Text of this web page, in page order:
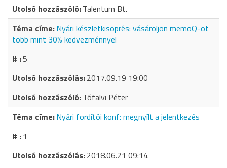
Talentum Bt.
Nyári készletkisöprés: vásároljon memoQ-ot
több mint 30% kedvezménnyel
5
2017.09.19 19:00
Tófalvi Péter
Nyári fordítói konf: megnyílt a jelentkezés
1
2018.06.21 09:14